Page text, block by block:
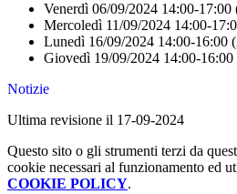
Venerdì 06/09/2024 14:00-17:00
Mercoledì 11/09/2024 14:00-
Lunedì 16/09/2024 14:00-16:00
Giovedì 19/09/2024 14:00-16:00
Notizie
Ultima revisione il 17-09-2024
Questo sito o gli strumenti terzi da
cookie necessari al funzionamento ed
COOKIE POLICY.